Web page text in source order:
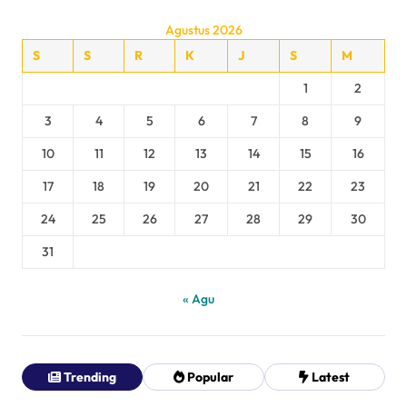
Agustus 2026
S
S R K J S
M
1
2
3
4 5 6 7 8
9
10
11 12 13 14 15
16
17
18 19 20 21 22
23
24
25 26 27 28 29
30
31
« Agu
Trending Popular Latest